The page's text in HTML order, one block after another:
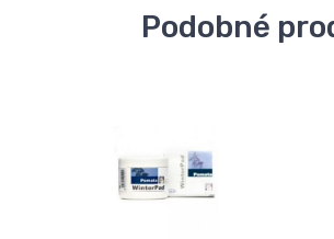
Podobné